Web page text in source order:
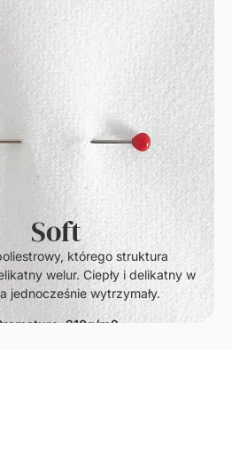
Soft
którego struktura
welur. Ciepły i delikatny w
jednocześnie wytrzymały.
210g/m2